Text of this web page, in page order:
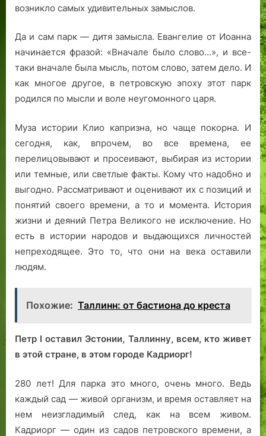
возникло самых удивительных замыслов.
Да и сам парк — дитя замысла. Евангелие от Иоанна
начинается фразой: «Вначале было слово…», и все-
таки вначале была мысль, потом слово, затем дело. И
как многое другое, в петровскую эпоху этот парк
родился по мысли и воле неугомонного царя.
Муза истории Клио капризна, но чаще покорна. И
сегодня, как, впрочем, во все времена, ее
перелицовывают и просеивают, выбирая из истории
или темные, или светлые факты. Кому что надобно и
выгодно. Рассматривают и оценивают их с позиций и
понятий своего времени, а то и момента. История
жизни и деяний Петра Великого не исключение. Но
есть в истории народов и выдающихся личностей
непреходящее. Это то, что они на века оставили
людям.
Похожие: Таллинн: от бастиона до креста
Петр I оставил Эстонии, Таллинну, всем, кто живет
в этой стране, в этом городе Кадриорг!
280 лет! Для парка это много, очень много. Ведь
каждый сад — живой организм, и время оставляет на
нем неизгладимый след, как на всем живом.
Кадриорг — один из садов петровского времени, а